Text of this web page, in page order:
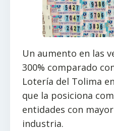
Un aumento en las
300% comparado
Lotería del Tolima
que la posiciona
entidades con
industria.